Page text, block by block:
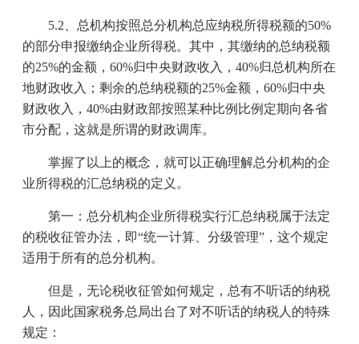
5.2 、总机构按照总分机构总应纳税所得税额的50%
的部分申报缴纳企业所得税。其中，其缴纳的总纳税额
的25%的金额， 60%归中央财政收入， 40%归总机构所在
地财政收入；剩余的总纳税额的25%金额， 60%归中央
财政收入， 40%由财政部按照某种比例比例定期向各省
市分配，这就是所谓的财政调库。
掌握了以上的概念，就可以正确理解总分机构的企
业所得税的汇总纳税的定义。
第一：总分机构企业所得税实行汇总纳税属于法定
的税收征管办法，即“统一计算、分级管理”，这个规定
适用于所有的总分机构。
但是，无论税收征管如何规定，总有不听话的纳税
人，因此国家税务总局出台了对不听话的纳税人的特殊
规定：